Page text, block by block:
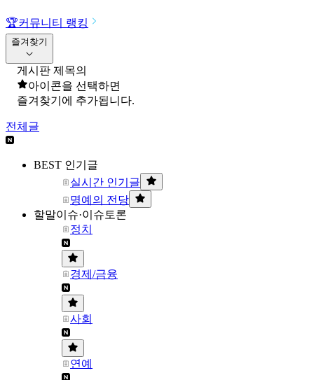
🏆커뮤니티 랭킹
즐겨찾기
게시판 제목의
아이콘을 선택하면
즐겨찾기에 추가됩니다.
전체글
BEST 인기글
실시간 인기글
명예의 전당
할말이슈·이슈토론
정치
경제/금융
사회
연예